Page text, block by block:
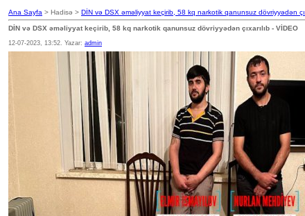
Ana Sayfa > Hadisə > DİN və DSX əməliyyat keçirib, 58 kq narkotik qanunsuz dövriyyədən
DİN və DSX əməliyyat keçirib, 58 kq narkotik qanunsuz dövriyyədən çıxarılıb - VİDEO
12-07-2023, 13:52. Yazar: admin